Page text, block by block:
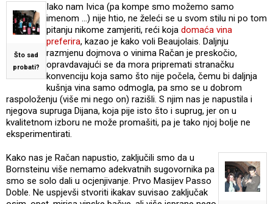
Što sad
probati?
Iako nam Ivica (pa kompe smo možemo samo
imenom …) nije htio, ne želeći se u svom stilu ni po tom
pitanju nikome zamjeriti, reći koja domaća vina
preferira, kazao je kako voli Beaujolais. Daljnju
razmjenu dojmova o vinima Račan je preskočio,
opravdavajući se da mora pripremati stranačku
konvenciju koja samo što nije počela, čemu bi daljnja
kušnja vina samo odmogla, pa smo se u dobrom
raspoloženju (više mi nego on) razišli. S njim nas je napustila i
njegova supruga Dijana, koja pije isto što i suprug, jer on u
kvalitetnom izboru ne može promašiti, pa je tako njoj bolje ne
eksperimentirati.
Kako nas je Račan napustio, zaključili smo da u
Bornsteinu više nemamo adekvatnih sugovornika pa
smo se solo dali u ocjenjivanje. Prvo Masijev Passo
Doble. Ne uspjevši stvoriti ikakav suvisao zaključak